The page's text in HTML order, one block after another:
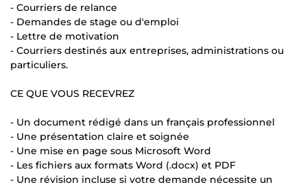
- Courriers de relance
- Demandes de stage ou d'emploi
- Lettre de motivation
- Courriers destinés aux entreprises, administrations ou
particuliers.
CE QUE VOUS RECEVREZ
- Un document rédigé dans un français professionnel
- Une présentation claire et soignée
- Une mise en page sous Microsoft Word
- Les fichiers aux formats Word (.docx) et PDF
- Une révision incluse si votre demande nécessite un